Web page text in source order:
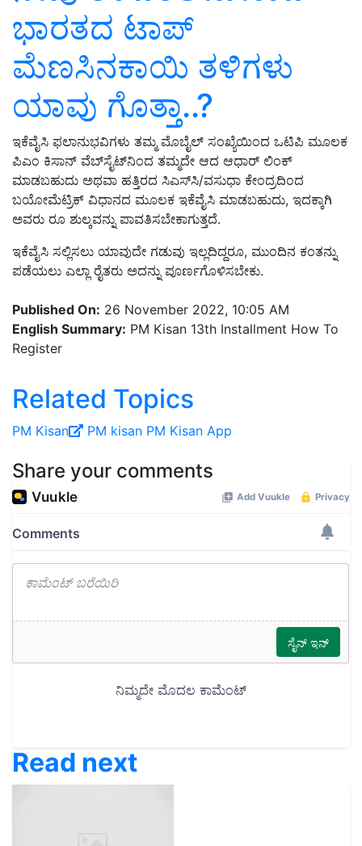
ಭಾರತದ ಟಾಪ್
ಮೆಣಸಿನಕಾಯಿ ತಳಿಗಳು
ಯಾವು ಗೊತ್ತಾ..?
ಇಕೆವೈಸಿ ಫಲಾನುಭವಿಗಳು ತಮ್ಮ ಮೊಬೈಲ್ ಸಂಖ್ಯೆಯಿಂದ ಒಟಿಪಿ ಮೂಲಕ
ಪಿಎಂ ಕಿಸಾನ್ ವೆಬ್‌ಸೈಟ್‌ನಿಂದ ತಮ್ಮದೇ ಆದ ಆಧಾರ್ ಲಿಂಕ್
ಮಾಡಬಹುದು ಅಥವಾ ಹತ್ತಿರದ ಸಿಎಸ್‌ಸಿ/ವಸುಧಾ ಕೇಂದ್ರದಿಂದ
ಬಯೋಮೆಟ್ರಿಕ್ ವಿಧಾನದ ಮೂಲಕ ಇಕೆವೈಸಿ ಮಾಡಬಹುದು, ಇದಕ್ಕಾಗಿ
ಅವರು ರೂ ಶುಲ್ಕವನ್ನು ಪಾವತಿಸಬೇಕಾಗುತ್ತದೆ.
ಇಕೆವೈಸಿ ಸಲ್ಲಿಸಲು ಯಾವುದೇ ಗಡುವು ಇಲ್ಲದಿದ್ದರೂ, ಮುಂದಿನ ಕಂತನ್ನು
ಪಡೆಯಲು ಎಲ್ಲಾ ರೈತರು ಅದನ್ನು ಪೂರ್ಣಗೊಳಿಸಬೇಕು.
Published On: 26 November 2022, 10:05 AM
English Summary: PM Kisan 13th Installment How To
Register
Related Topics
PM Kisan PM kisan PM Kisan App
Share your comments
Read next